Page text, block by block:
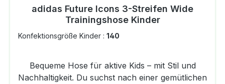
adidas Future Icons 3-Streifen Wide
Trainingshose Kinder
Konfektionsgröße Kinder : 140
Bequeme Hose für aktive Kids – mit Stil und
Nachhaltigkeit. Du suchst nach einer gemütlichen